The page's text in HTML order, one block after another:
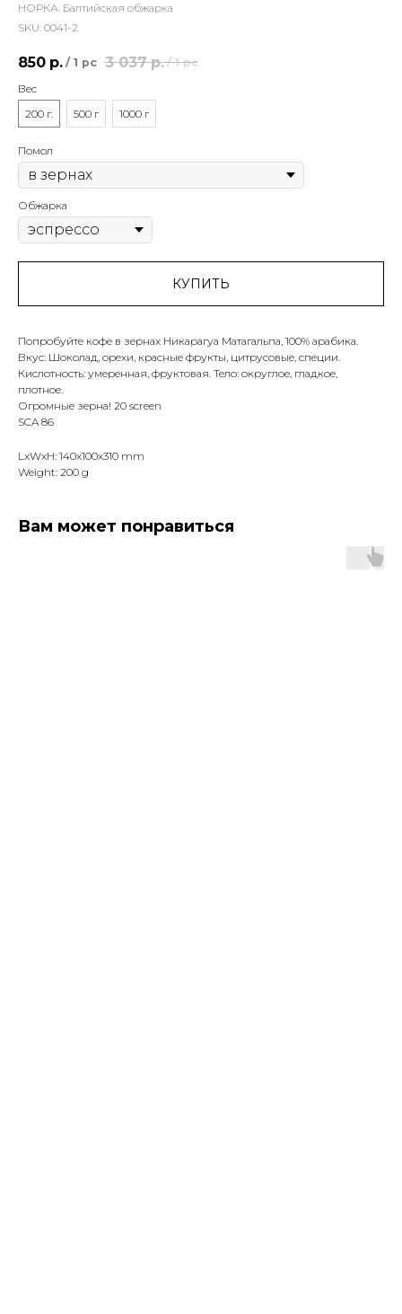
НОРКА. Балтийская обжарка
SKU: 0041-2
850 р. / 1 pc 3 037 р. / 1 pc
Вес
200 г.
500 г 1000 г
Помол
Обжарка
КУПИТЬ
Попробуйте кофе в зернах Никарагуа Матагальпа, 100% арабика.
Вкус: Шоколад, орехи, красные фрукты, цитрусовые, специи.
Кислотность: умеренная, фруктовая. Тело: округлое, гладкое,
плотное.
Огромные зерна! 20 screen
SCA 86
LxWxH: 140x100x310 mm
Weight: 200 g
Вам может понравиться